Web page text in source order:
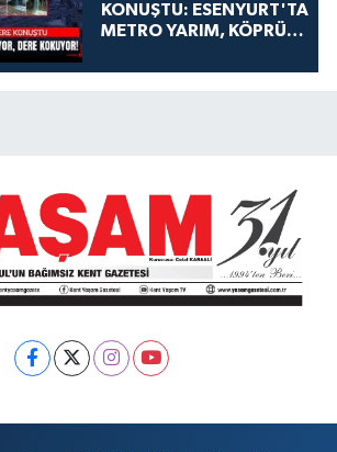
KONUŞTU: ESENYURT'TA
METRO YARIM, KÖPRÜ
KOKUYOR!